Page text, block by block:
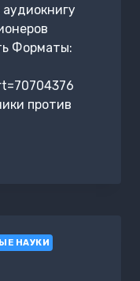
Форматы:
против
НАУКИ